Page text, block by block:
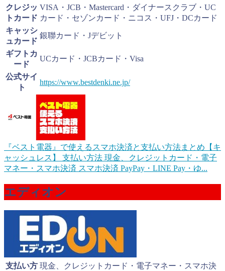
クレジッ
トカード
VISA・JCB・Mastercard・ダイナースクラブ・UC
カード・セゾンカード・ニコス・UFJ・DCカード
キャッシ
ュカード
銀聯カード・Jデビット
ギフトカ
ード
UCカード・JCBカード・Visa
公式サイ
ト
https://www.bestdenki.ne.jp/
『ベスト電器』で使えるスマホ決済と支払い方法まとめ【キ
ャッシュレス】
支払い方法 現金、クレジットカード・電子
マネー・スマホ決済 スマホ決済 PayPay・LINE Pay・ゆ...
エディオン
支払い方 現金、クレジットカード・電子マネー・スマホ決